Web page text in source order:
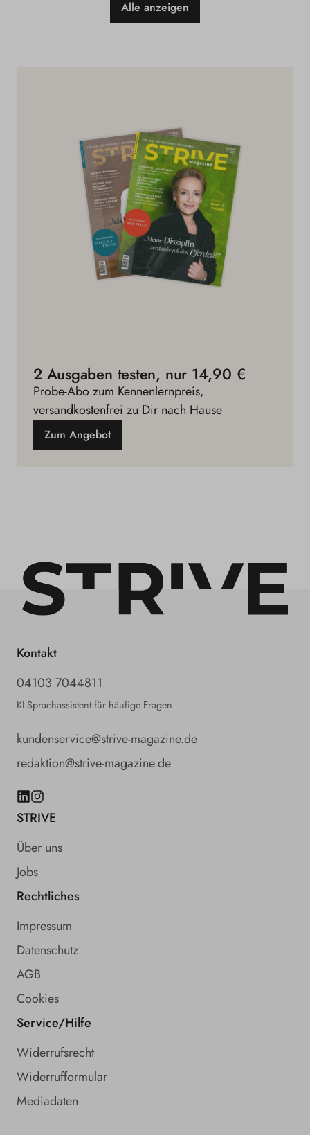
Alle anzeigen
2 Ausgaben testen, nur 14,90 €
Probe-Abo zum Kennenlernpreis,
versandkostenfrei zu Dir nach Hause
Zum Angebot
Kontakt
04103 7044811
KI-Sprachassistent für häufige Fragen
kundenservice@strive-magazine.de
redaktion@strive-magazine.de
LinkedIn
Instagram
STRIVE
Über uns
Jobs
Rechtliches
Impressum
Datenschutz
AGB
Cookies
Service/Hilfe
Widerrufsrecht
Widerrufformular
Mediadaten